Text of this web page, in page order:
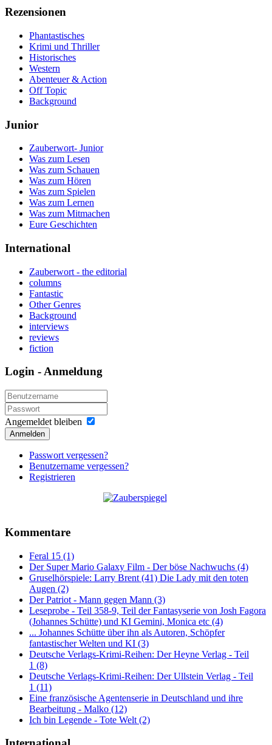
Rezensionen
Phantastisches
Krimi und Thriller
Historisches
Western
Abenteuer & Action
Off Topic
Background
Junior
Zauberwort- Junior
Was zum Lesen
Was zum Schauen
Was zum Hören
Was zum Spielen
Was zum Lernen
Was zum Mitmachen
Eure Geschichten
International
Zauberwort - the editorial
columns
Fantastic
Other Genres
Background
interviews
reviews
fiction
Login - Anmeldung
Angemeldet bleiben
Anmelden
Passwort vergessen?
Benutzername vergessen?
Registrieren
Kommentare
Feral 15 (1)
Der Super Mario Galaxy Film - Der böse Nachwuchs (4)
Gruselhörspiele: Larry Brent (41) Die Lady mit den toten
Augen (2)
Der Patriot - Mann gegen Mann (3)
Leseprobe - Teil 358-9, Teil der Fantasyserie von Josh Fagora
(Johannes Schütte) und KI Gemini, Monica etc (4)
... Johannes Schütte über ihn als Autoren, Schöpfer
fantastischer Welten und KI (3)
Deutsche Verlags-Krimi-Reihen: Der Heyne Verlag - Teil
1 (8)
Deutsche Verlags-Krimi-Reihen: Der Ullstein Verlag - Teil
1 (11)
Eine französische Agentenserie in Deutschland und ihre
Bearbeitung - Malko (12)
Ich bin Legende - Tote Welt (2)